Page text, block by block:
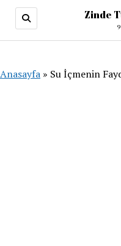
Zinde
Anasayfa » Su İçmenin